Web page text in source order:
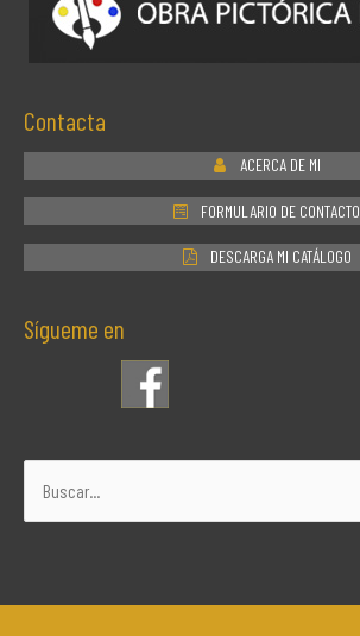
Contacta
ACERCA DE MI
FORMULARIO DE CONTACTO
DESCARGA MI CATÁLOGO
Sígueme en
Buscar
por: